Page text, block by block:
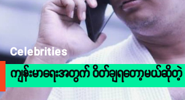
Celebrities
ကျန်းမာရေးအတွက် ဝိတ်ချရတော့မယ်ဆို